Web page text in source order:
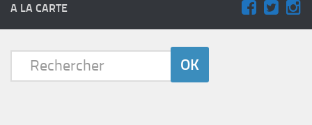
A LA CARTE